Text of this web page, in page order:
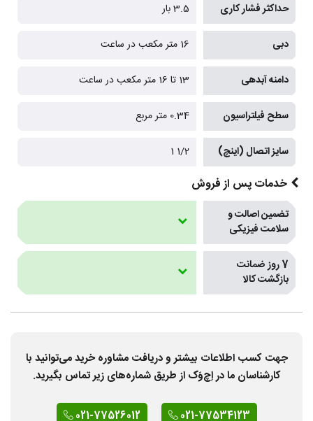
حداکثر فشار کاری 3.5 بار
دبی 16 متر مکعب در ساعت
دامنه آبدهی 13 تا 16 متر مکعب در ساعت
سطح فیلتراسیون 0.34 متر مربع
سایز اتصال (اینچ) 1/2 1
خدمات پس از فروش
تضمین اصالت و
سلامت فیزیکی
7 روز ضمانت
بازگشت کالا
جهت کسب اطلاعات بیشتر و دریافت مشاوره خرید می‌توانید با
کارشناسان ما در اِچ‌وَک از طریق شماره‌های زیر تماس بگیرید.
021-77534123
021-77526012